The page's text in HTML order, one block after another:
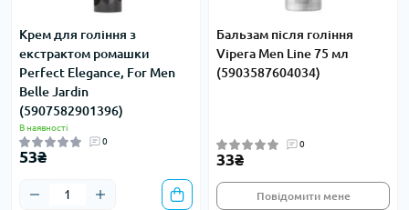
Крем для гоління з
екстрактом ромашки
Perfect Elegance, For Men
Belle Jardin
(5907582901396)
В наявності
0
53₴
Бальзам після гоління
Vipera Men Line 75 мл
(5903587604034)
0
33₴
Повідомити мене